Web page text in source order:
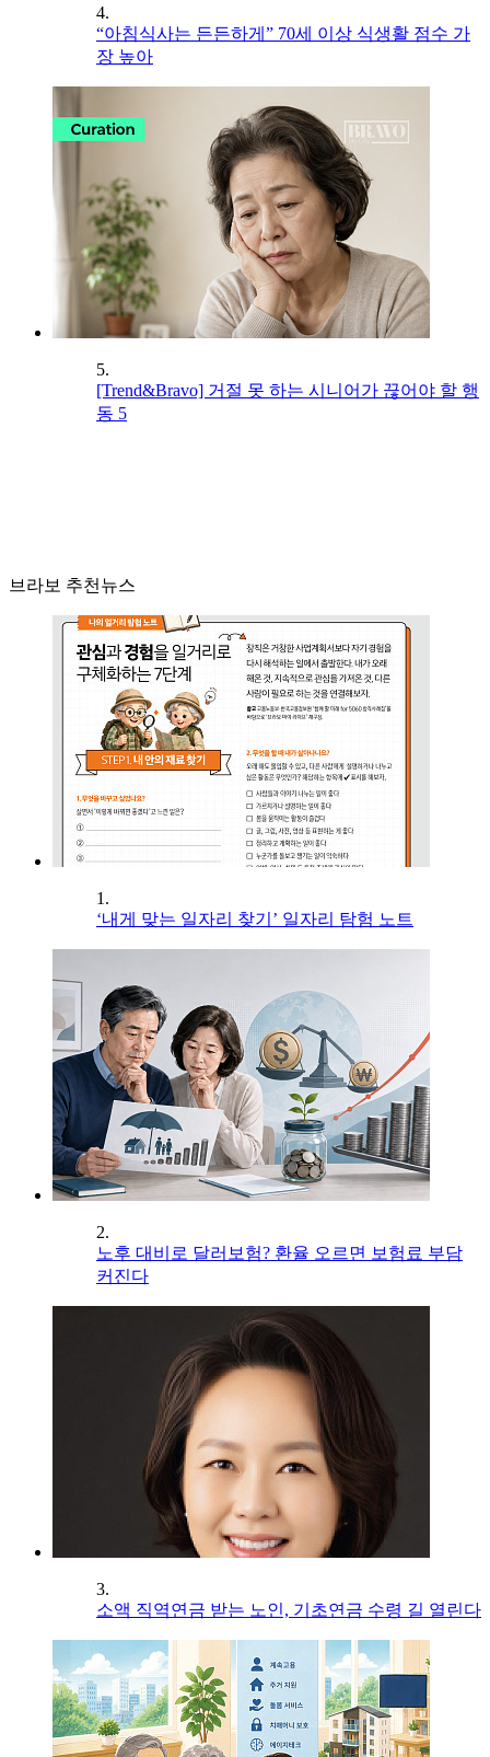
4.
“아침식사는 든든하게” 70세 이상 식생활 점수 가
장 높아
5.
[Trend&Bravo] 거절 못 하는 시니어가 끊어야 할 행
동 5
브라보 추천뉴스
1.
‘내게 맞는 일자리 찾기’ 일자리 탐험 노트
2.
노후 대비로 달러보험? 환율 오르면 보험료 부담
커진다
3.
소액 직역연금 받는 노인, 기초연금 수령 길 열린다